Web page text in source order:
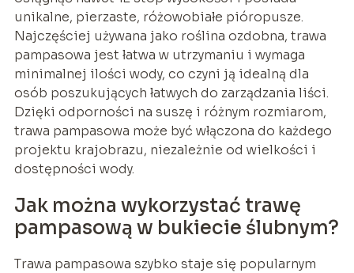
unikalne, pierzaste, różowobiałe pióropusze.
Najczęściej używana jako roślina ozdobna, trawa
pampasowa jest łatwa w utrzymaniu i wymaga
minimalnej ilości wody, co czyni ją idealną dla
osób poszukujących łatwych do zarządzania liści.
Dzięki odporności na suszę i różnym rozmiarom,
trawa pampasowa może być włączona do każdego
projektu krajobrazu, niezależnie od wielkości i
dostępności wody.
Jak można wykorzystać trawę
pampasową w bukiecie ślubnym?
Trawa pampasowa szybko staje się popularnym